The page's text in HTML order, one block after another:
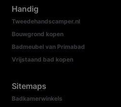
Handig
Tweedehandscamper.nl
Bouwgrond kopen
Badmeubel van Primabad
Vrijstaand bad kopen
Sitemaps
Badkamerwinkels